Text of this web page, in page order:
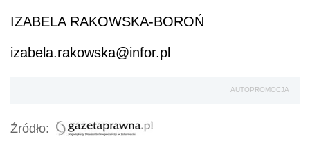
IZABELA RAKOWSKA-BOROŃ
izabela.rakowska@infor.pl
AUTOPROMOCJA
Źródło: